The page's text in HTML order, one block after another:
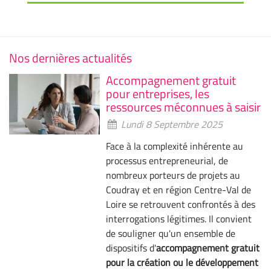
Nos dernières actualités
Accompagnement gratuit
pour entreprises, les
ressources méconnues à saisir
Lundi 8 Septembre 2025
Face à la complexité inhérente au
processus entrepreneurial, de
nombreux porteurs de projets au
Coudray et en région Centre-Val de
Loire se retrouvent confrontés à des
interrogations légitimes. Il convient
de souligner qu'un ensemble de
dispositifs d'accompagnement gratuit
pour la création ou le développement